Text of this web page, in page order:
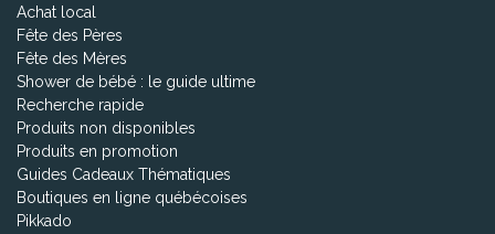
Achat local
Fête des Pères
Fête des Mères
Shower de bébé : le guide ultime
Recherche rapide
Produits non disponibles
Produits en promotion
Guides Cadeaux Thématiques
Boutiques en ligne québécoises
Pikkado